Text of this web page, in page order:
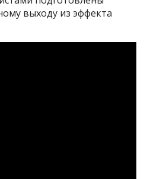
выходу из эффекта